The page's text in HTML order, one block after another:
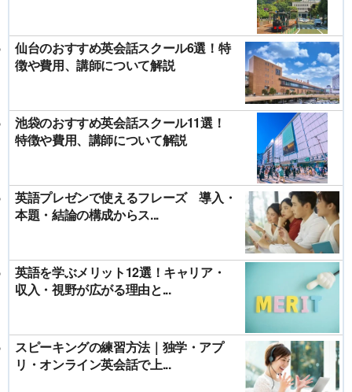
仙台のおすすめ英会話スクール6選！特
徴や費用、講師について解説
池袋のおすすめ英会話スクール11選！
特徴や費用、講師について解説
英語プレゼンで使えるフレーズ 導入・
本題・結論の構成からス...
英語を学ぶメリット12選！キャリア・
収入・視野が広がる理由と...
スピーキングの練習方法｜独学・アプ
リ・オンライン英会話で上...